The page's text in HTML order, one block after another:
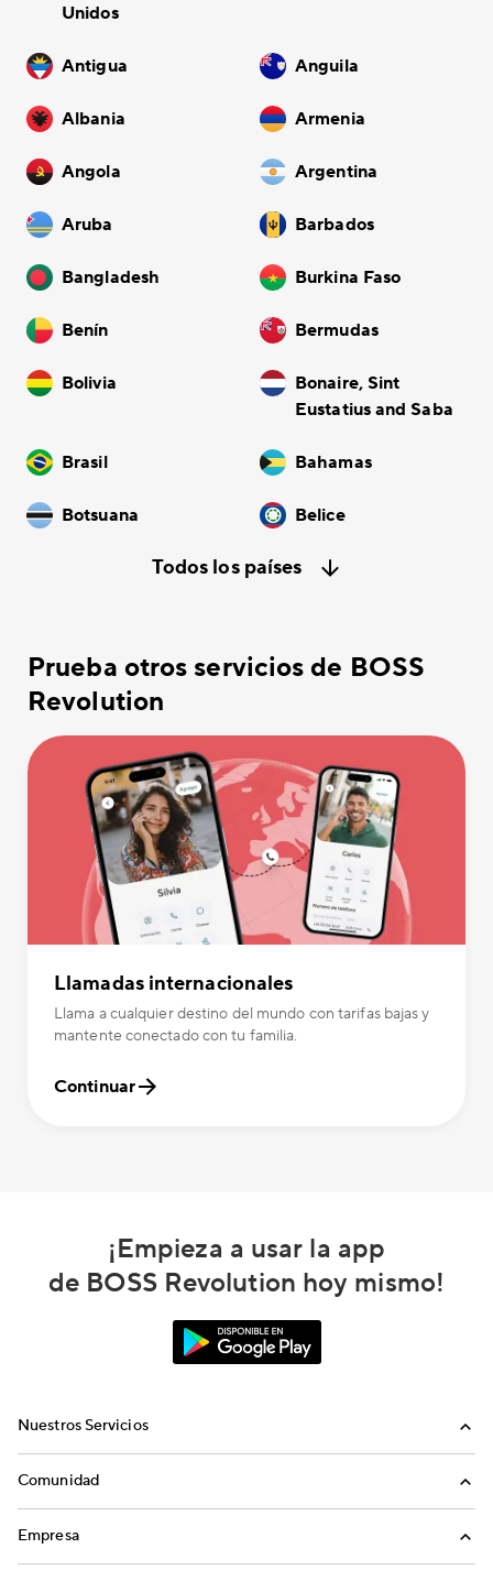
Unidos
Antigua Anguila
Albania Armenia
Angola Argentina
Aruba Barbados
Bangladesh Burkina Faso
Benín Bermudas
Bolivia
Bonaire, Sint
Eustatius and Saba
Brasil Bahamas
Botsuana Belice
Todos los países
Prueba otros servicios de BOSS
Revolution
Llamadas internacionales
Llama a cualquier destino del mundo con tarifas bajas y
mantente conectado con tu familia.
Continuar
¡Empieza a usar la app
de BOSS Revolution hoy mismo!
Nuestros Servicios
Envíos de Dinero
Recargas Internacionales
Comunidad
Blog
Empresa